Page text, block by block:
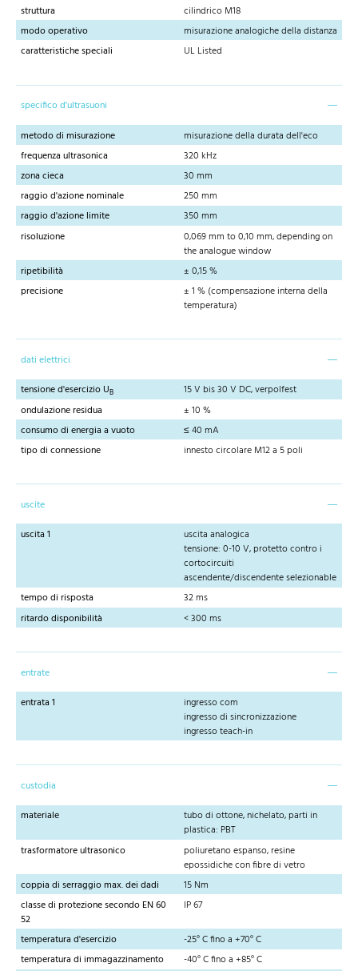
struttura
cilindrico M18
modo operativo
misurazione analogiche della distanza
caratteristiche speciali
UL Listed
specifico d'ultrasuoni
metodo di misurazione
misurazione della durata dell'eco
frequenza ultrasonica
320 kHz
zona cieca
30 mm
raggio d'azione nominale
250 mm
raggio d'azione limite
350 mm
risoluzione
0,069 mm to 0,10 mm, depending on
the analogue window
ripetibilità
± 0,15 %
precisione
± 1 % (compensazione interna della
temperatura)
dati elettrici
tensione d'esercizio UB
15 V bis 30 V DC, verpolfest
ondulazione residua
± 10 %
consumo di energia a vuoto
≤ 40 mA
tipo di connessione
innesto circolare M12 a 5 poli
uscite
uscita 1
uscita analogica
tensione: 0-10 V, protetto contro i
cortocircuiti
ascendente/discendente selezionable
tempo di risposta
32 ms
ritardo disponibilità
< 300 ms
entrate
entrata 1
ingresso com
ingresso di sincronizzazione
ingresso teach-in
custodia
materiale
tubo di ottone, nichelato, parti in
plastica: PBT
trasformatore ultrasonico
poliuretano espanso, resine
epossidiche con fibre di vetro
coppia di serraggio max. dei dadi
15 Nm
classe di protezione secondo EN 60
52
IP 67
temperatura d'esercizio
-25° C fino a +70° C
temperatura di immagazzinamento
-40° C fino a +85° C